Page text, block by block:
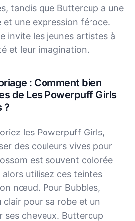
tandis que Buttercup a une
une expression féroce.
invite les jeunes artistes à
et leur imagination.
: Comment bien
de Les Powerpuff Girls
?
les Powerpuff Girls,
des couleurs vives pour
est souvent colorée
utilisez ces teintes
nœud. Pour Bubbles,
clair pour sa robe et un
ses cheveux. Buttercup